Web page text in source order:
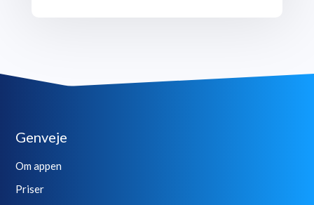
Genveje
Om appen
Priser